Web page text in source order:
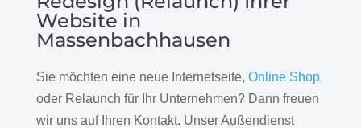
Website in
Massenbachhausen
Sie möchten eine neue Internetseite, Online Shop
oder Relaunch für Ihr Unternehmen? Dann freuen
wir uns auf Ihren Kontakt. Unser Außendienst